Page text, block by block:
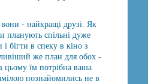
- найкращі друзі. Як
планують спільні дуже
і бігти в спеку в кіно з
же план для обох -
цьому їм потрібна ваша
познайомились не в